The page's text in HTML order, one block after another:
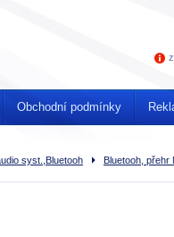
syst.,Bluetooh Bluetooh, přehr
Obchodní podmínky